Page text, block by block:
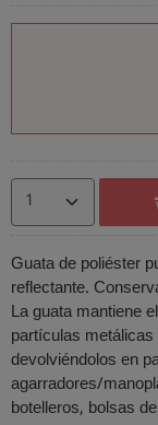
Guata de poliéster
reflectante.
La guata mantiene
partículas
devolviéndolos en
agarradores/
botelleros, bolsas